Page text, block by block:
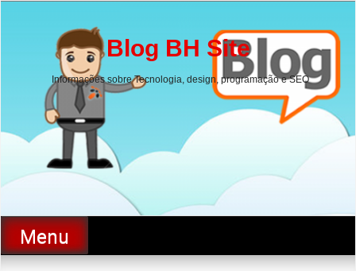
Blog BH Site
Informações sobre Tecnologia, design, programação e SEO
Menu